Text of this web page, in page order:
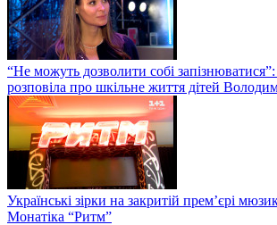
“Не можуть дозволити собі
розповіла про шкільне життя дітей
Українські зірки на закритій прем’єрі
Монатіка “Ритм”